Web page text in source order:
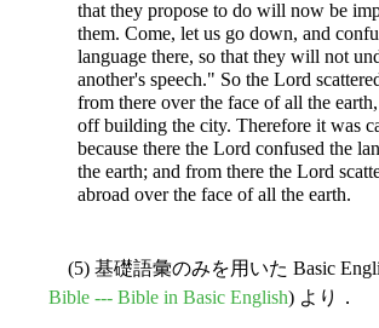
that they propose to do will now be
them. Come, let us go down, and
language there, so that they will not
another's speech." So the Lord
from there over the face of all the
off building the city. Therefore it was
because there the Lord confused the
the earth; and from there the Lord
abroad over the face of all the earth.
(5) 基礎語彙のみを用いた Basic
Bible --- Bible in Basic English) より．